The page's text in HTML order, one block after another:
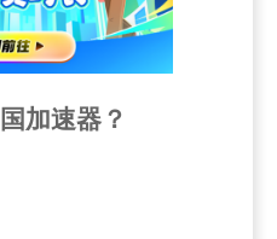
加速器？